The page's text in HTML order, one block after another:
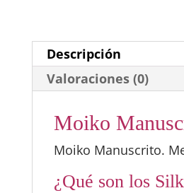
Descripción
Valoraciones (0)
Moiko
Moiko Manuscrito.
¿Qué son los